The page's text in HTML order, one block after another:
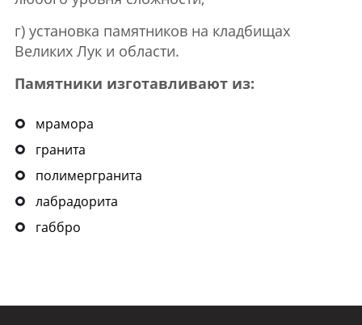
г) установка памятников на кладбищах
Великих Лук и области.
Памятники изготавливают из:
мрамора
гранита
полимергранита
лабрадорита
габбро